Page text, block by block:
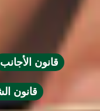
قانون الأجانب
قانون